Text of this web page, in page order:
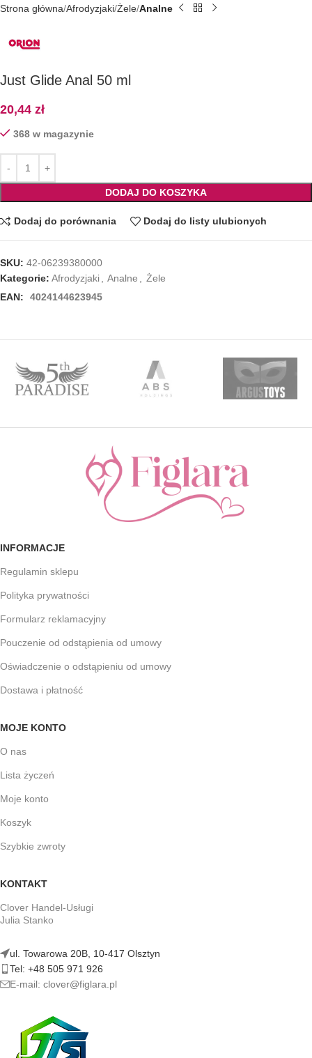
Strona główna Afrodyzjaki Żele Analne
Just Glide Anal 50 ml
20,44 zł
368 w magazynie
DODAJ DO KOSZYKA
Dodaj do porównania Dodaj do listy ulubionych
SKU: 42-06239380000
Kategorie: Afrodyzjaki Analne
Żele
EAN:
4024144623945
INFORMACJE
Regulamin sklepu
Polityka prywatności
Formularz reklamacyjny
Pouczenie od odstąpienia od umowy
Oświadczenie o odstąpieniu od umowy
Dostawa i płatność
MOJE KONTO
O nas
Lista życzeń
Moje konto
Koszyk
Szybkie zwroty
KONTAKT
Clover Handel-Usługi
Julia Stanko
ul. Towarowa 20B, 10-417 Olsztyn
Tel: +48 505 971 926
E-mail: clover@figlara.pl